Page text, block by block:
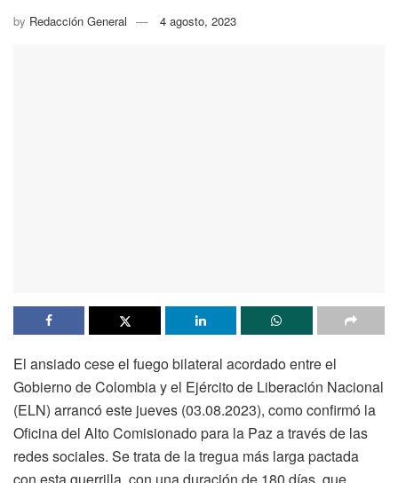
by Redacción General 4 agosto, 2023
El ansiado cese el fuego bilateral acordado entre el
Gobierno de Colombia y el Ejército de Liberación Nacional
(ELN) arrancó este jueves (03.08.2023), como confirmó la
Oficina del Alto Comisionado para la Paz a través de las
redes sociales. Se trata de la tregua más larga pactada